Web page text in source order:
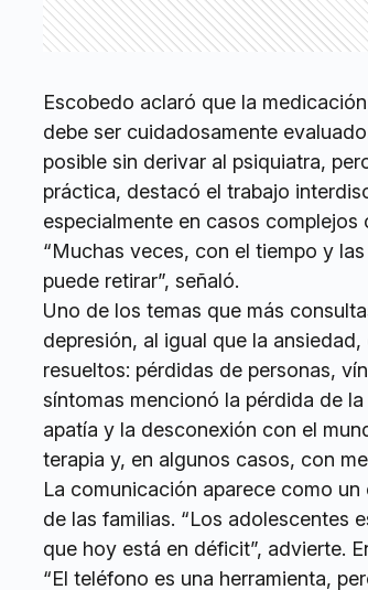
Escobedo aclaró que la
debe ser cuidadosamente
posible sin derivar al psiquiatra,
práctica, destacó el trabajo
especialmente en casos
“Muchas veces, con el tiempo y
puede retirar”, señaló.
Uno de los temas que más
depresión, al igual que la
resueltos: pérdidas de personas,
síntomas mencionó la pérdida de
apatía y la desconexión con el
terapia y, en algunos casos, con
La comunicación aparece como
de las familias. “Los adolescentes
que hoy está en déficit”, advierte.
“El teléfono es una herramienta,